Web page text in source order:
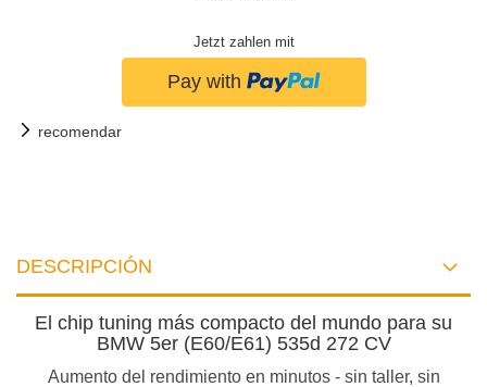
Jetzt zahlen mit
recomendar
DESCRIPCIÓN
El chip tuning más compacto del mundo para su
BMW 5er (E60/E61) 535d 272 CV
Aumento del rendimiento en minutos - sin taller, sin